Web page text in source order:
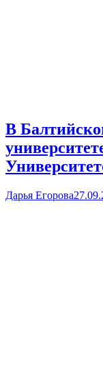
В
Дарья Егорова